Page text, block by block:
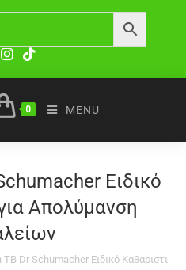
0 MENU
Ειδικό
Απολύμανση
Dr Schumacher Ειδικό Καθαριστικό